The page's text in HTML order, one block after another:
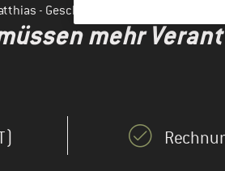
- Geschäftsführung
mehr